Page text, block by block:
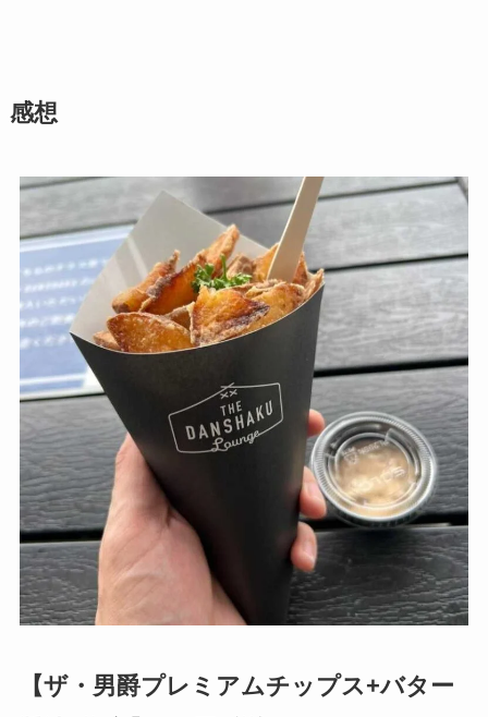
感想
【ザ・男爵プレミアムチップス+バター